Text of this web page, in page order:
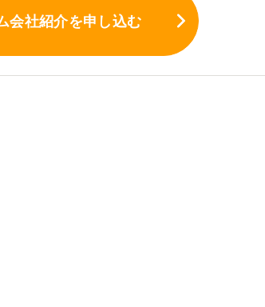
会社紹介を申し込む